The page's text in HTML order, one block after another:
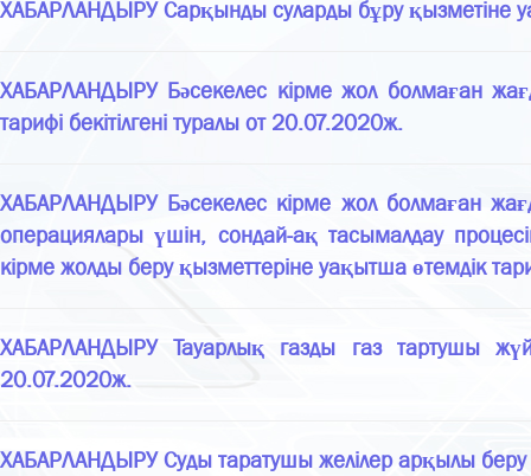
ХАБАРЛАНДЫРУ Сарқынды суларды бұру қызметіне
ХАБАРЛАНДЫРУ Бәсекелес кірме жол болмаған
тарифі бекітілгені туралы от 20.07.2020ж.
ХАБАРЛАНДЫРУ Бәсекелес кірме жол болмаған
операциялары үшін, сондай-ақ тасымалдау
кірме жолды беру қызметтеріне уақытша өтемдік
ХАБАРЛАНДЫРУ Тауарлық газды газ тартушы
20.07.2020ж.
ХАБАРЛАНДЫРУ Суды таратушы желілер арқылы беру